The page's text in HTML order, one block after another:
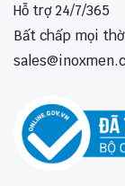
Hỗ trợ 24/7/365
Bất chấp mọi